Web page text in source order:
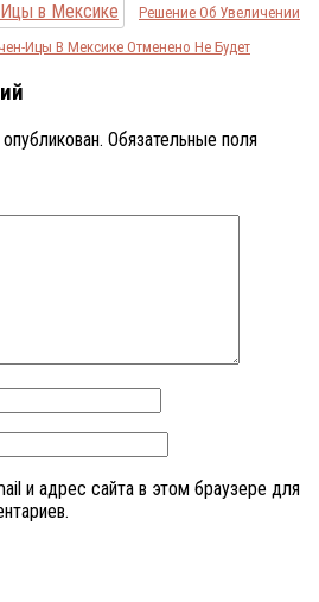
Решение Об Увеличении
Ицы В Мексике Отменено Не Будет
Обязательные поля
и адрес сайта в этом браузере для